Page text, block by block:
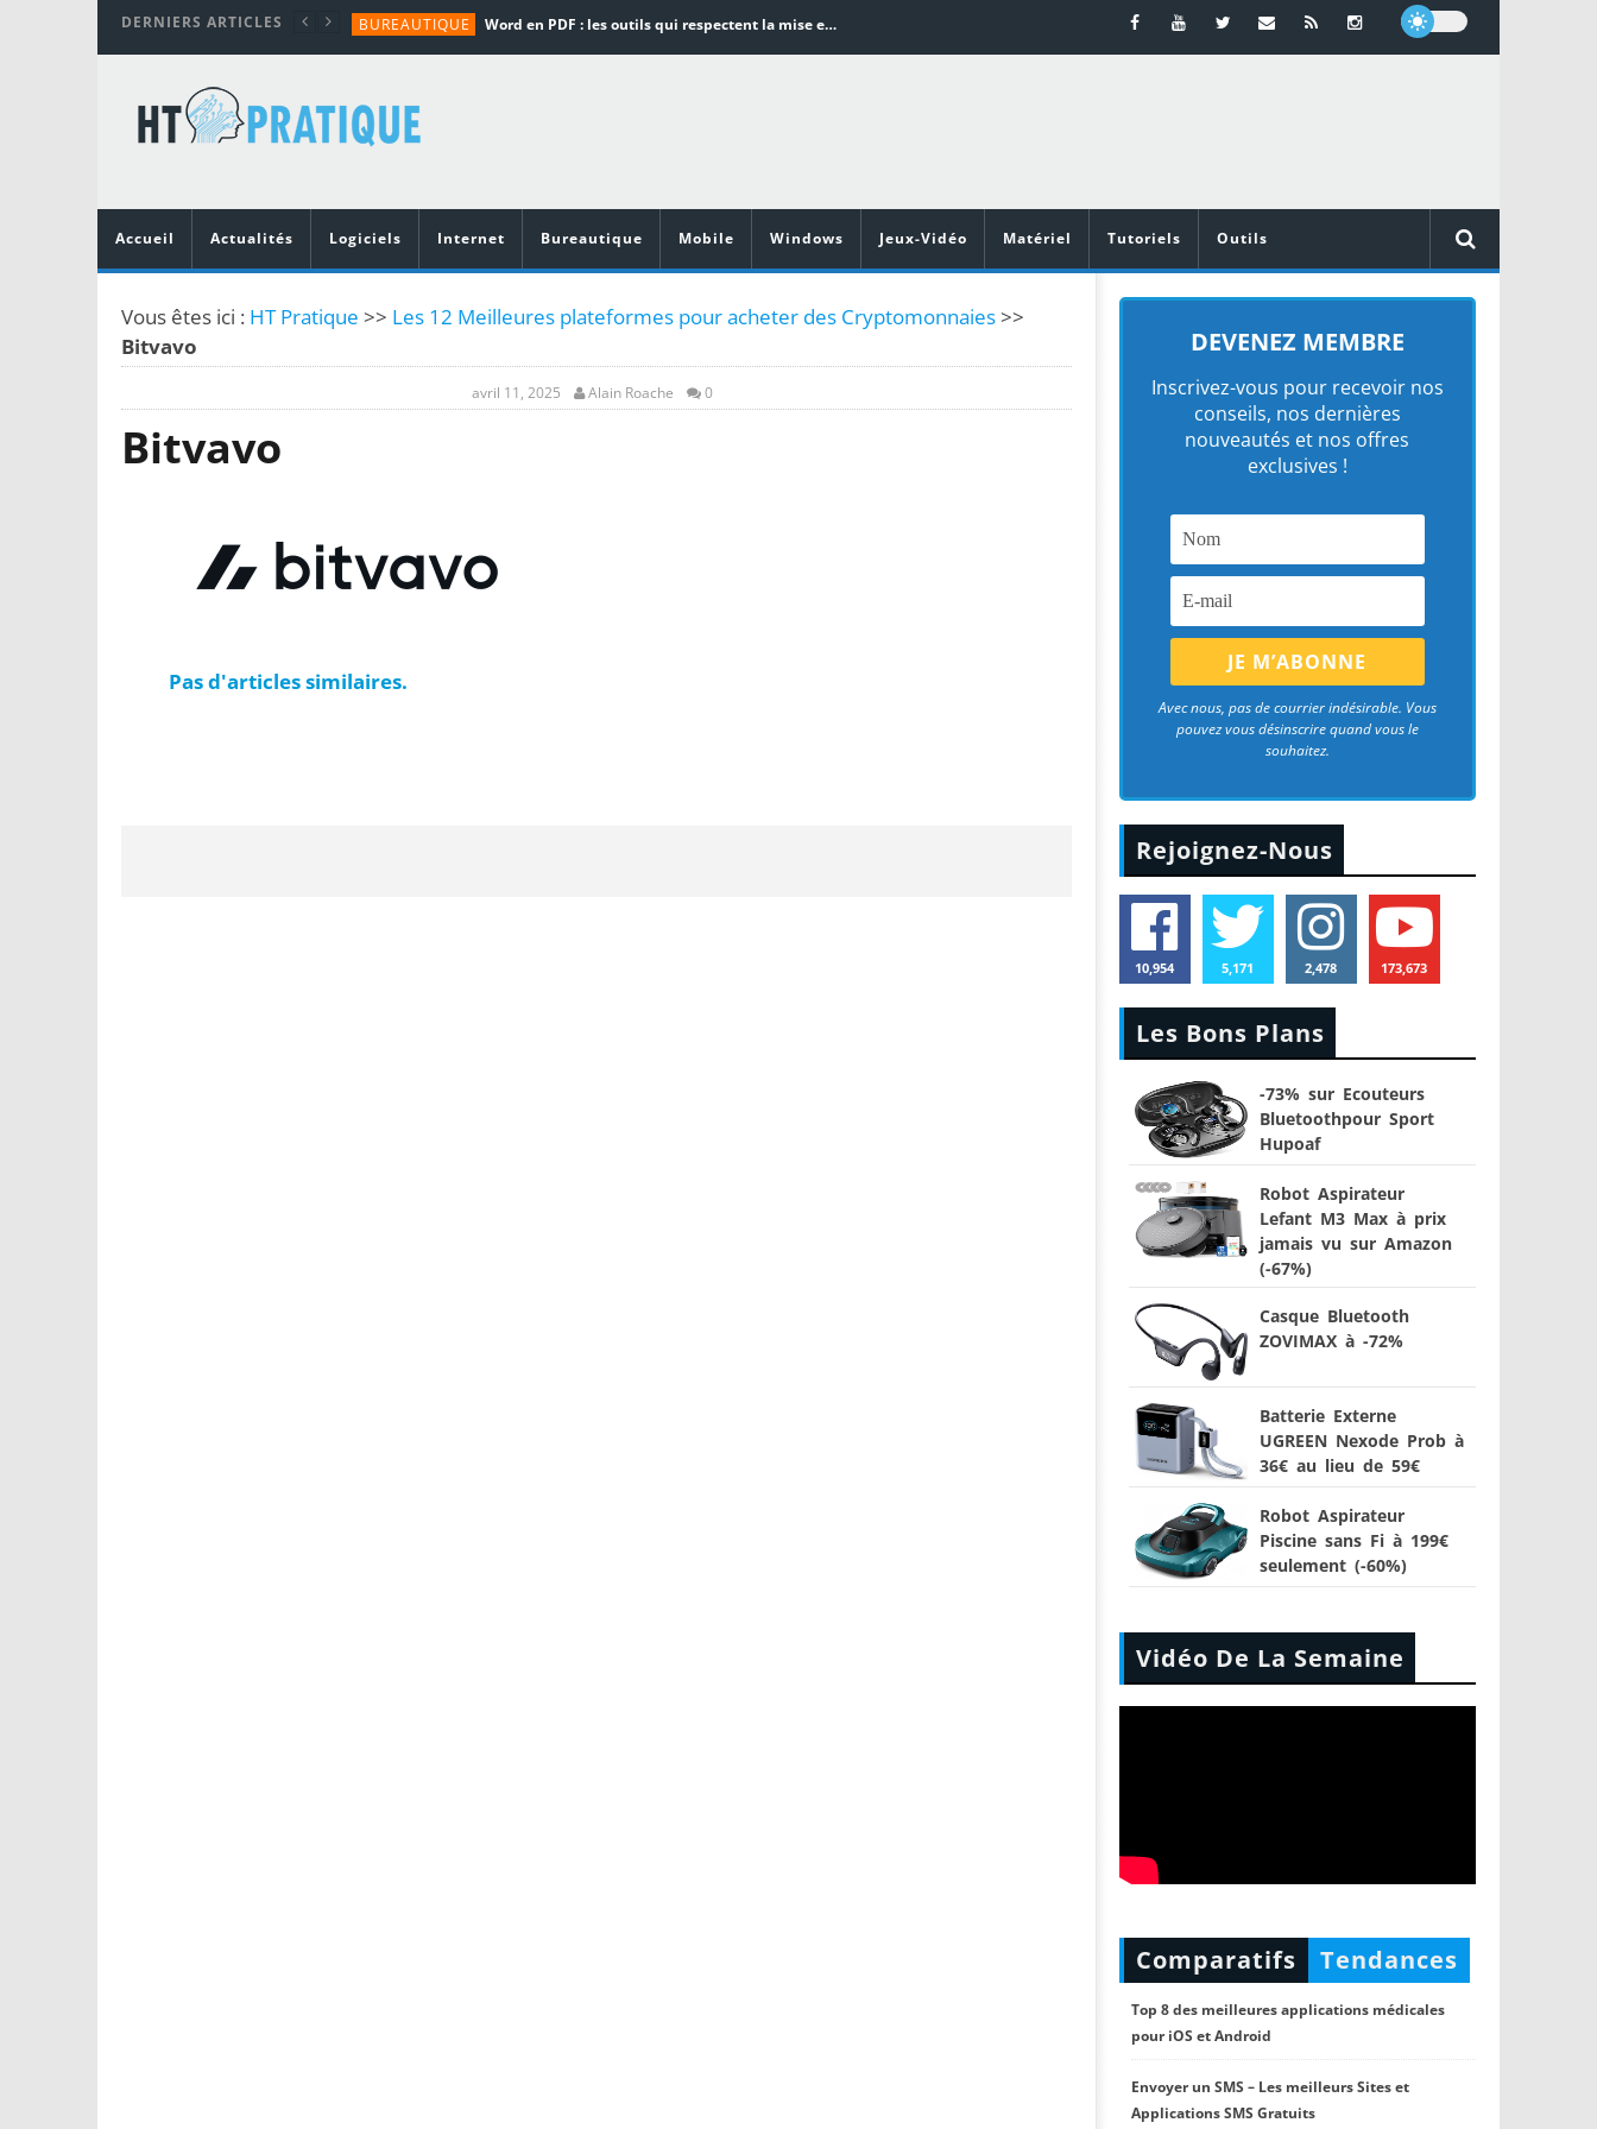
DERNIERS ARTICLES BUREAUTIQUE Word en PDF : les outils qui respectent la mise en page
TUTORIALS
MATÉRIEL
Vidéoprojecteurs Asus : Top 6 des meilleurs modèles de la marque
Accueil
Actualités Logiciels Internet Bureautique Mobile Windows Jeux-Vidéo Matériel Tutoriels Outils
Vous êtes ici : HT Pratique >> Les 12 Meilleures plateformes pour acheter des Cryptomonnaies>>
Bitvavo
avril 11, 2025 Alain Roache 0
Bitvavo
Pas d'articles similaires.
DEVENEZ MEMBRE
Inscrivez-vous pour recevoir nos
conseils, nos dernières
nouveautés et nos offres
exclusives !
Avec nous, pas de courrier indésirable. Vous
pouvez vous désinscrire quand vous le
souhaitez.
Rejoignez-Nous
10,954 5,171 2,478 173,673
Les Bons Plans
-73% sur Ecouteurs
Bluetoothpour Sport
Hupoaf
Robot Aspirateur
Lefant M3 Max à prix
jamais vu sur Amazon
(-67%)
Casque Bluetooth
ZOVIMAX à -72%
Batterie Externe
UGREEN Nexode Prob à
36€ au lieu de 59€
Robot Aspirateur
Piscine sans Fi à 199€
seulement (-60%)
Vidéo De La Semaine
Comparatifs Tendances
Top 8 des meilleures applications médicales
pour iOS et Android
Envoyer un SMS – Les meilleurs Sites et
Applications SMS Gratuits